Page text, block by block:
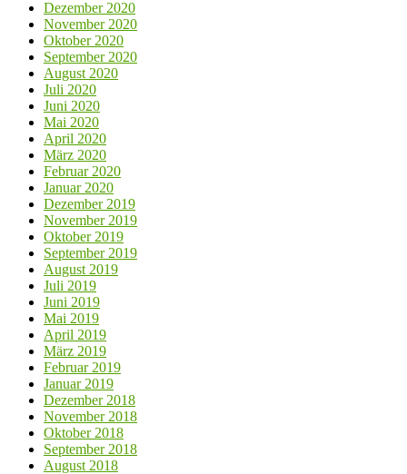
Dezember 2020
November 2020
Oktober 2020
September 2020
August 2020
Juli 2020
Juni 2020
Mai 2020
April 2020
März 2020
Februar 2020
Januar 2020
Dezember 2019
November 2019
Oktober 2019
September 2019
August 2019
Juli 2019
Juni 2019
Mai 2019
April 2019
März 2019
Februar 2019
Januar 2019
Dezember 2018
November 2018
Oktober 2018
September 2018
August 2018